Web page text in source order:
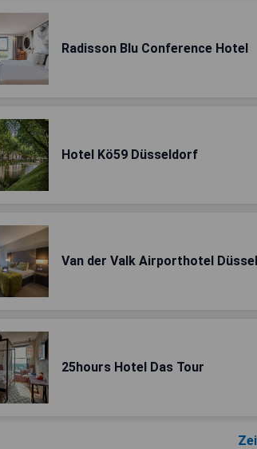
Radisson Blu Conference Hotel
Hotel Kö59 Düsseldorf
Van der Valk Airporthotel
25hours Hotel Das Tour